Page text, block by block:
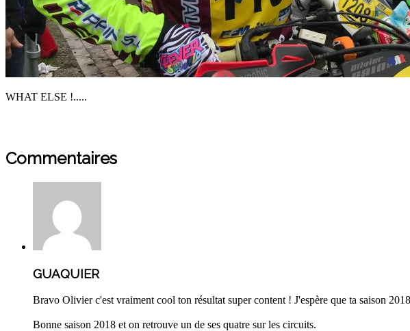
WHAT ELSE !.....
Commentaires
GUAQUIER
Bravo Olivier c'est vraiment cool ton résultat super content ! J'espère que ta saison
Bonne saison 2018 et on retrouve un de ses quatre sur les circuits.